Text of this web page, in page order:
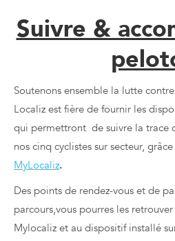
Suivre &
Soutenons ensemble la lutte
Localiz est fière de fournir les
qui permettront de suivre la trace
nos cinq cyclistes sur secteur,
MyLocaliz.
Des points de rendez-vous et de
parcours,vous pourres les
Mylocaliz et au dispositif installé